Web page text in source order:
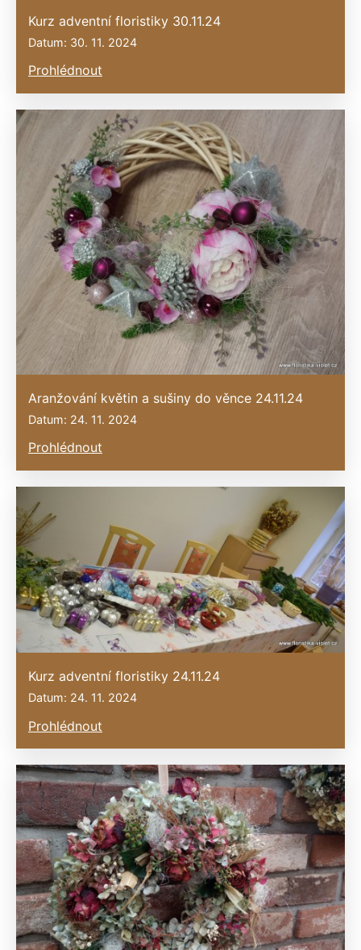
Kurz adventní floristiky 30.11.24
Datum: 30. 11. 2024
Prohlédnout
Aranžování květin a sušiny do věnce 24.11.24
Datum: 24. 11. 2024
Prohlédnout
Kurz adventní floristiky 24.11.24
Datum: 24. 11. 2024
Prohlédnout